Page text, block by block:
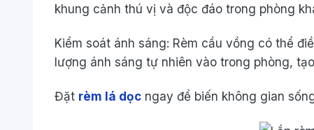
khung cảnh thú vị và độc đáo trong phòng
Kiểm soát ánh sáng: Rèm cầu vồng có thể
lượng ánh sáng tự nhiên vào trong phòng,
Đặt rèm lá dọc ngay để biến không gian